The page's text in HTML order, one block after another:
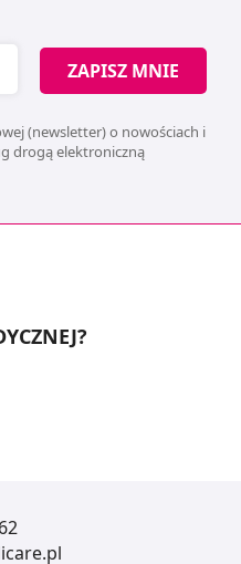
ZAPISZ MNIE
(newsletter) o nowościach i
drogą elektroniczną